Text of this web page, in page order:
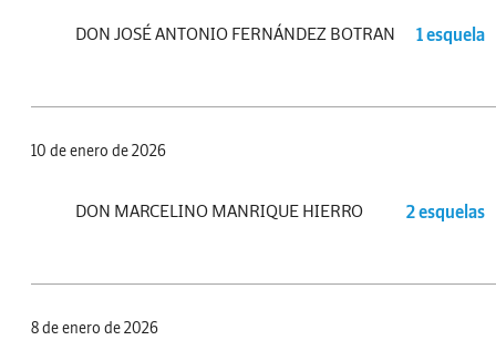
DON JOSÉ ANTONIO FERNÁNDEZ BOTRAN 1 esquela
10 de enero de 2026
DON MARCELINO MANRIQUE HIERRO 2 esquelas
8 de enero de 2026